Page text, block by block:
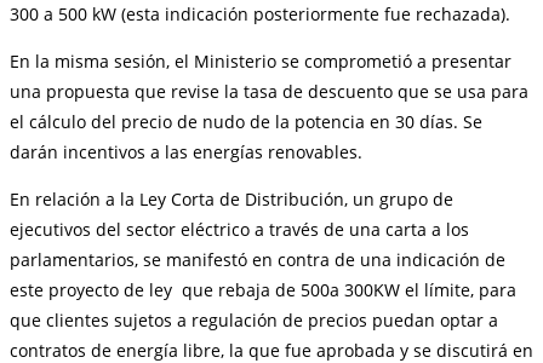
300 a 500 kW (esta indicación posteriormente fue rechazada).
En la misma sesión, el Ministerio se comprometió a presentar
una propuesta que revise la tasa de descuento que se usa para
el cálculo del precio de nudo de la potencia en 30 días. Se
darán incentivos a las energías renovables.
En relación a la Ley Corta de Distribución, un grupo de
ejecutivos del sector eléctrico a través de una carta a los
parlamentarios, se manifestó en contra de una indicación de
este proyecto de ley que rebaja de 500a 300KW el límite, para
que clientes sujetos a regulación de precios puedan optar a
contratos de energía libre, la que fue aprobada y se discutirá en